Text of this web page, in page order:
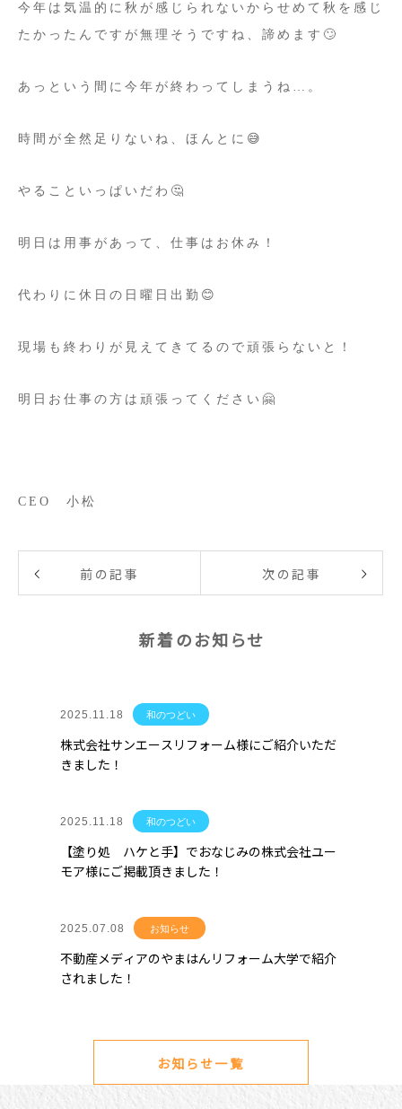
今年は気温的に秋が感じられないからせめて秋を感じ
たかったんですが無理そうですね、諦めます🙄
あっという間に今年が終わってしまうね…。
時間が全然足りないね、ほんとに😅
やることいっぱいだわ🤔
明日は用事があって、仕事はお休み！
代わりに休日の日曜日出勤😊
現場も終わりが見えてきてるので頑張らないと！
明日お仕事の方は頑張ってください🤗
CEO 小松
前の記事 次の記事
新着のお知らせ
2025.11.18 和のつどい
株式会社サンエースリフォーム様にご紹介いただ
きました！
2025.11.18 和のつどい
【塗り処 ハケと手】でおなじみの株式会社ユー
モア様にご掲載頂きました！
2025.07.08 お知らせ
不動産メディアのやまはんリフォーム大学で紹介
されました！
お知らせ一覧